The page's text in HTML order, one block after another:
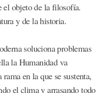
el objeto de la filosofía.
y de la historia.
soluciona problemas
la Humanidad va
en la que se sustenta,
el clima y arrasando todo